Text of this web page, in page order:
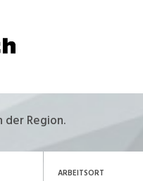
der Region.
ARBEITSORT